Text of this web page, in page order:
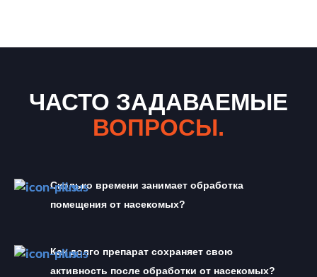
ЧАСТО ЗАДАВАЕМЫЕ
ВОПРОСЫ.
Сколько времени занимает обработка
помещения от насекомых?
Как долго препарат сохраняет свою
активность после обработки от насекомых?